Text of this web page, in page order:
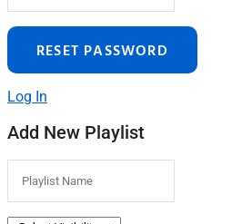
Log In
Add New Playlist